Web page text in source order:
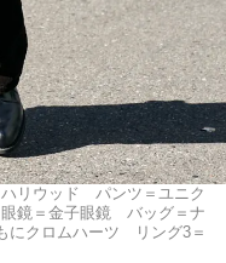
リウッド パンツ＝ユニク
鏡＝金子眼鏡 バッグ＝ナ
にクロムハーツ リング3＝